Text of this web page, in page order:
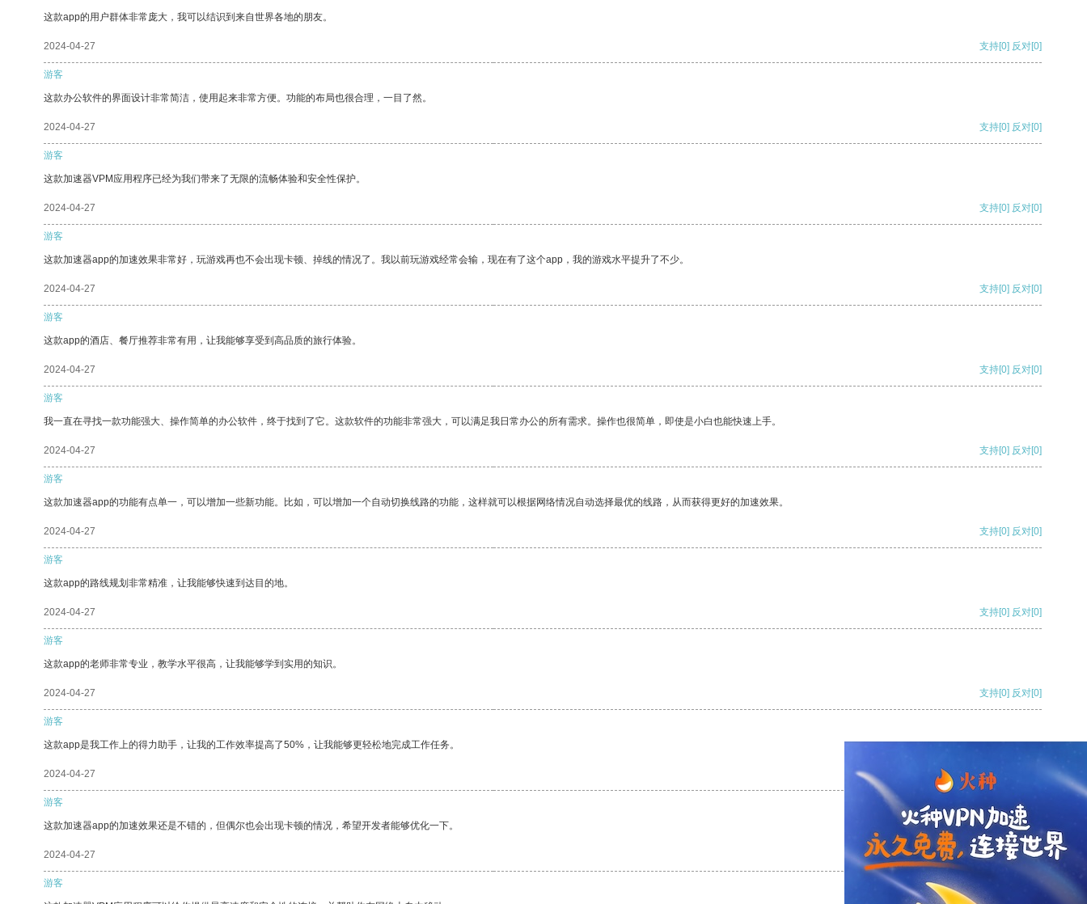
这款app的用户群体非常庞大，我可以结识到来自世界各地的朋友。
2024-04-27 支持[0] 反对[0]
游客
这款办公软件的界面设计非常简洁，使用起来非常方便。功能的布局也很合理，一目了然。
2024-04-27 支持[0] 反对[0]
游客
这款加速器VPM应用程序已经为我们带来了无限的流畅体验和安全性保护。
2024-04-27 支持[0] 反对[0]
游客
这款加速器app的加速效果非常好，玩游戏再也不会出现卡顿、掉线的情况了。我以前玩游戏经常会输，现在有了这个app，我的游戏水平提升了不少。
2024-04-27 支持[0] 反对[0]
游客
这款app的酒店、餐厅推荐非常有用，让我能够享受到高品质的旅行体验。
2024-04-27 支持[0] 反对[0]
游客
我一直在寻找一款功能强大、操作简单的办公软件，终于找到了它。这款软件的功能非常强大，可以满足我日常办公的所有需求。操作也很简单，即使是小白也能快速上手。
2024-04-27 支持[0] 反对[0]
游客
这款加速器app的功能有点单一，可以增加一些新功能。比如，可以增加一个自动切换线路的功能，这样就可以根据网络情况自动选择最优的线路，从而获得更好的加速效果。
2024-04-27 支持[0] 反对[0]
游客
这款app的路线规划非常精准，让我能够快速到达目的地。
2024-04-27 支持[0] 反对[0]
游客
这款app的老师非常专业，教学水平很高，让我能够学到实用的知识。
2024-04-27 支持[0] 反对[0]
游客
这款app是我工作上的得力助手，让我的工作效率提高了50%，让我能够更轻松地完成工作任务。
2024-04-27 支持
游客
这款加速器app的加速效果还是不错的，但偶尔也会出现卡顿的情况，希望开发者能够优化一下。
2024-04-27 支持[0] 反对[0]
游客